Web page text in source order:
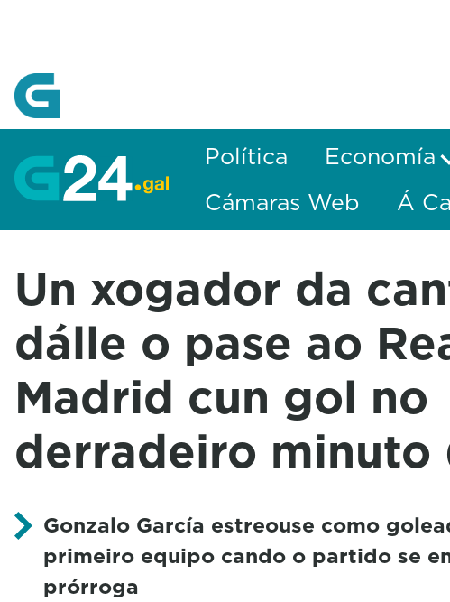
Política Economía
Cámaras Web
Á
Un xogador da
dálle o pase ao
Madrid cun gol no
derradeiro minuto
Gonzalo García estreouse como
primeiro equipo cando o partido se
prórroga